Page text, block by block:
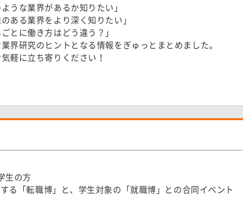
うな業界があるか知りたい」
ある業界をより深く知りたい」
とに働き方はどう違う？」
界研究のヒントとなる情報をぎゅっとまとめました。
軽に立ち寄りください！
生の方
「転職博」と、学生対象の「就職博」との合同イベント